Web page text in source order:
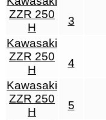
ZZR 250
H
3
Kawasaki
ZZR 250
H
4
Kawasaki
ZZR 250
H
5